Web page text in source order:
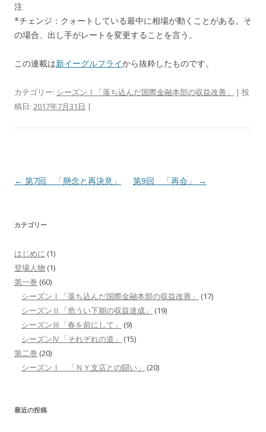
注
*チェンジ：クォートしている最中に相場が動くことがある。そ
の場合、出し手がレートを変更することを言う。
この連載は新イーグルフライから抜粋したものです。
カテゴリー: シーズンⅠ「落ち込んだ国際金融本部の収益改善」
| 投
稿日: 2017年7月31日 |
投
ビ
ー
シ
ョ
ン
← 第7回 「懸念と再決意」 第9回 「再会」 →
カテゴリー
はじめに (1)
登場人物 (1)
第一巻 (60)
シーズンⅠ「落ち込んだ国際金融本部の収益改善」
(17)
シーズンⅡ「危うい下期の収益達成」
(19)
シーズンⅢ「春を前にして」
(9)
シーズンⅣ「それぞれの道」
(15)
第二巻 (20)
シーズンⅠ 「ＮＹ支店との闘い」
(20)
最近の投稿